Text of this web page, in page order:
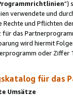
“)
verwendete und
Rechte und Pflichten
das
wird hiermit
oder
für das
Umsätze